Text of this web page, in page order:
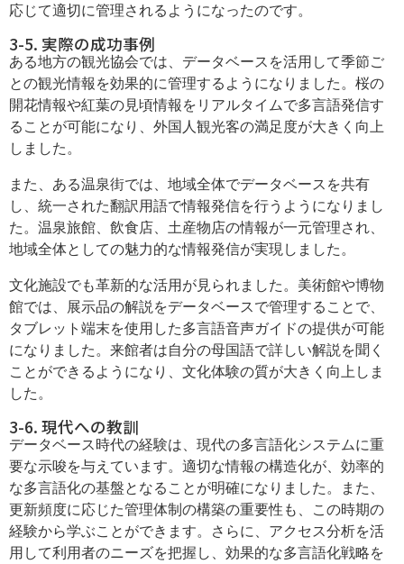
応じて適切に管理されるようになったのです。
3-5. 実際の成功事例
ある地方の観光協会では、データベースを活用して季節ご
との観光情報を効果的に管理するようになりました。桜の
開花情報や紅葉の見頃情報をリアルタイムで多言語発信す
ることが可能になり、外国人観光客の満足度が大きく向上
しました。
また、ある温泉街では、地域全体でデータベースを共有
し、統一された翻訳用語で情報発信を行うようになりまし
た。温泉旅館、飲食店、土産物店の情報が一元管理され、
地域全体としての魅力的な情報発信が実現しました。
文化施設でも革新的な活用が見られました。美術館や博物
館では、展示品の解説をデータベースで管理することで、
タブレット端末を使用した多言語音声ガイドの提供が可能
になりました。来館者は自分の母国語で詳しい解説を聞く
ことができるようになり、文化体験の質が大きく向上しま
した。
3-6. 現代への教訓
データベース時代の経験は、現代の多言語化システムに重
要な示唆を与えています。適切な情報の構造化が、効率的
な多言語化の基盤となることが明確になりました。また、
更新頻度に応じた管理体制の構築の重要性も、この時期の
経験から学ぶことができます。さらに、アクセス分析を活
用して利用者のニーズを把握し、効果的な多言語化戦略を